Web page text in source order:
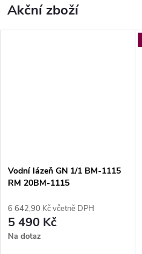
í
Akční zboží
Vodní lázeň GN 1/1 BM-1115
RM 20BM-1115
6 642,90 Kč včetně DPH
5 490 Kč
Na dotaz